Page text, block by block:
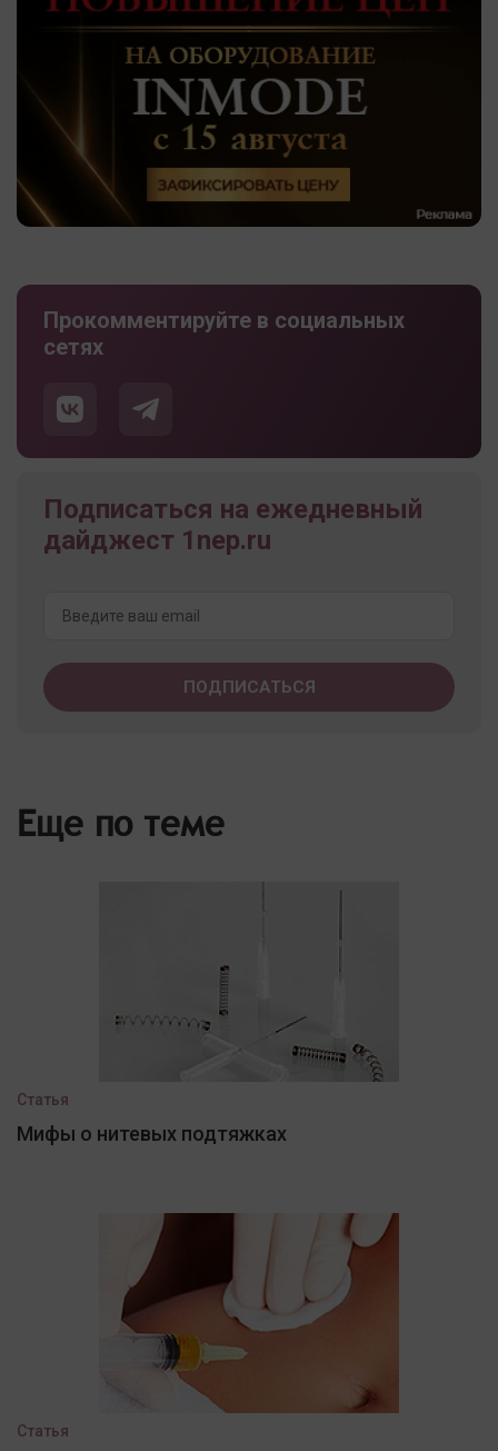
Прокомментируйте в социальных
сетях
Подписаться на ежедневный
дайджест 1nep.ru
Еще по теме
Статья
Мифы о нитевых подтяжках
Статья